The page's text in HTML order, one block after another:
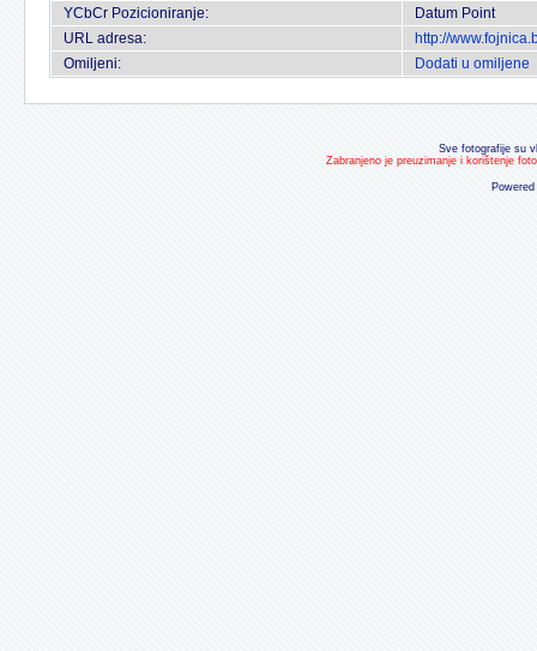
YCbCr Pozicioniranje:
Datum Point
URL adresa:
http://
Omiljeni:
Dodati u omiljene
Sve fotografije su
Zabranjeno je preuzimanje i korištenje